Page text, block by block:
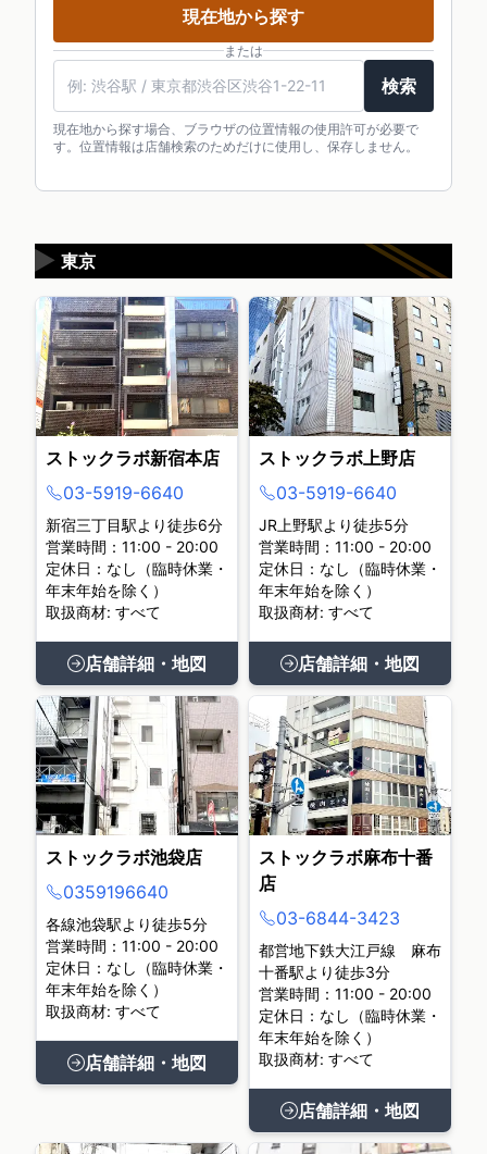
現在地から探す
または
検索
現在地から探す場合、ブラウザの位置情報の使用許可が必要で
す。位置情報は店舗検索のためだけに使用し、保存しません。
東京
▶
ストックラボ新宿本店
03-5919-6640
新宿三丁目駅より徒歩6分
営業時間：11:00 - 20:00
定休日：なし（臨時休業・
年末年始を除く）
取扱商材: すべて
店舗詳細・地図
ストックラボ上野店
03-5919-6640
JR上野駅より徒歩5分
営業時間：11:00 - 20:00
定休日：なし（臨時休業・
年末年始を除く）
取扱商材: すべて
店舗詳細・地図
ストックラボ池袋店
0359196640
各線池袋駅より徒歩5分
営業時間：11:00 - 20:00
定休日：なし（臨時休業・
年末年始を除く）
取扱商材: すべて
店舗詳細・地図
ストックラボ麻布十番
店
03-6844-3423
都営地下鉄大江戸線 麻布
十番駅より徒歩3分
営業時間：11:00 - 20:00
定休日：なし（臨時休業・
年末年始を除く）
取扱商材: すべて
店舗詳細・地図